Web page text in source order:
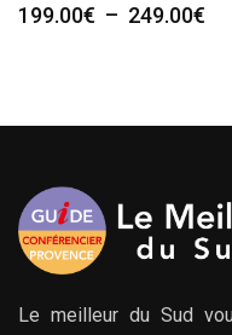
199.00€ – 249.00€
à
Le meilleur du Sud